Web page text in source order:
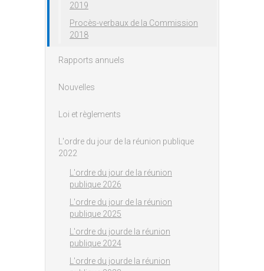
2019
Procès-verbaux de la Commission
2018
Rapports annuels
Nouvelles
Loi et règlements
L'ordre du jour de la réunion publique
2022
L'ordre du jour de la réunion
publique 2026
L'ordre du jour de la réunion
publique 2025
L'ordre du jourde la réunion
publique 2024
L'ordre du jourde la réunion